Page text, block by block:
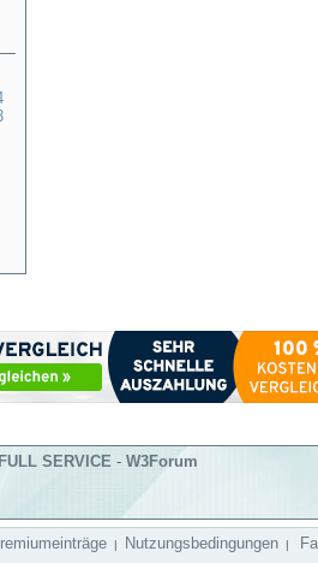
SERVICE - W3Forum
| Nutzungsbedingungen |